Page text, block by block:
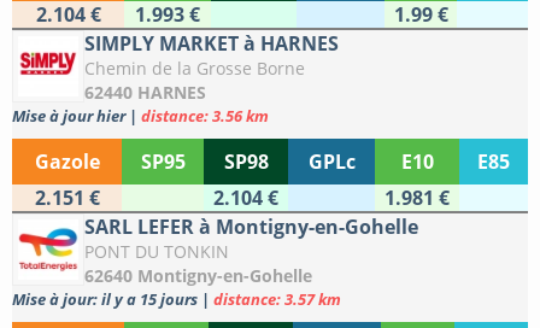
2.104 €
1.993 €
1.99 €
SIMPLY MARKET à HARNES
Chemin de la Grosse Borne
62440 HARNES
Mise à jour hier | distance: 3.56 km
Gazole SP95 SP98 GPLc E10
E85
2.151 €
2.104 €
1.981 €
SARL LEFER à Montigny-en-Gohelle
PONT DU TONKIN
62640 Montigny-en-Gohelle
Mise à jour: il y a 15 jours | distance: 3.57 km